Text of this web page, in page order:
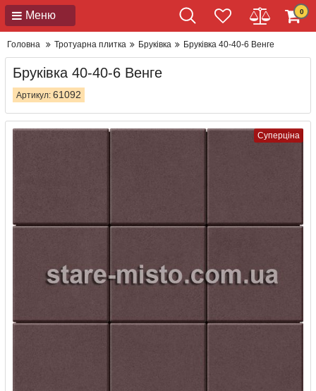
Меню 0
Головна Тротуарна плитка Бруківка Бруківка 40-40-6 Венге
Бруківка 40-40-6 Венге
Артикул: 61092
Суперціна